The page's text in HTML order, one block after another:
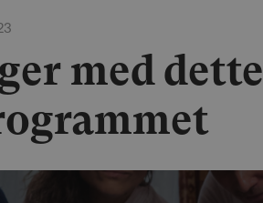
med dette